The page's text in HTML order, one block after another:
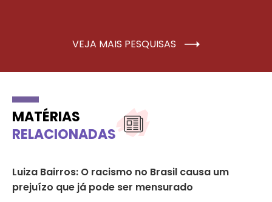
VEJA MAIS PESQUISAS
MATÉRIAS
RELACIONADAS
Luiza Bairros: O racismo no Brasil causa um
prejuízo que já pode ser mensurado